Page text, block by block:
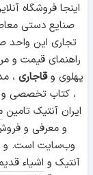
اینجا فروشگاه
صنایع دستی
تجاری این
راهنمای قیمت و
پهلوی وقاجاری ،
، کتاب تخصصی و
ایران آنتیک تامین
و معرفی و
وب‌سایت است. و
آنتیک و اشیاء